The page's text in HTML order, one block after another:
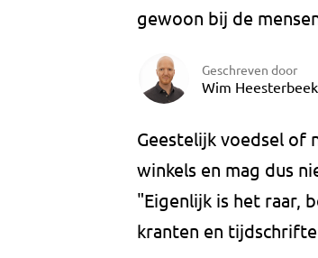
gewoon bij de
Geschreven door
Wim Heesterbeek
Geestelijk voedsel of
winkels en mag dus
"Eigenlijk is het raar,
kranten en